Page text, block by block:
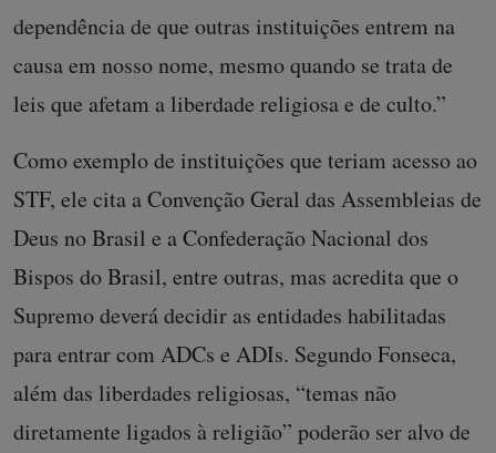
dependência de que outras instituições entrem na
causa em nosso nome, mesmo quando se trata de
leis que afetam a liberdade religiosa e de culto.”
Como exemplo de instituições que teriam acesso ao
STF, ele cita a Convenção Geral das Assembleias de
Deus no Brasil e a Confederação Nacional dos
Bispos do Brasil, entre outras, mas acredita que o
Supremo deverá decidir as entidades habilitadas
para entrar com ADCs e ADIs. Segundo Fonseca,
além das liberdades religiosas, “temas não
diretamente ligados à religião” poderão ser alvo de